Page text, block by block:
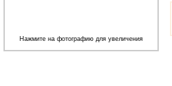
Нажмите на фотографию для увеличения